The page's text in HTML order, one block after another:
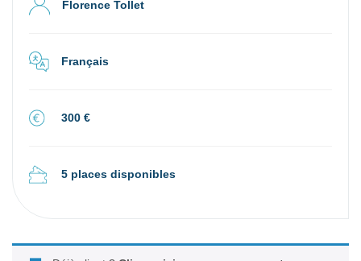
Florence Tollet
Français
300 €
5 places disponibles